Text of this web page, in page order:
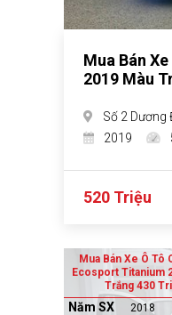
Mua Bán
2019 Màu
Số 2 Dương
2019
520 Triệu
Mua Bán Xe Ô Tô
Ecosport Titanium
Trắng 430
Năm SX 2018